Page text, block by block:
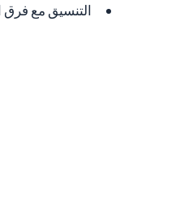
التنسيق مع فرق